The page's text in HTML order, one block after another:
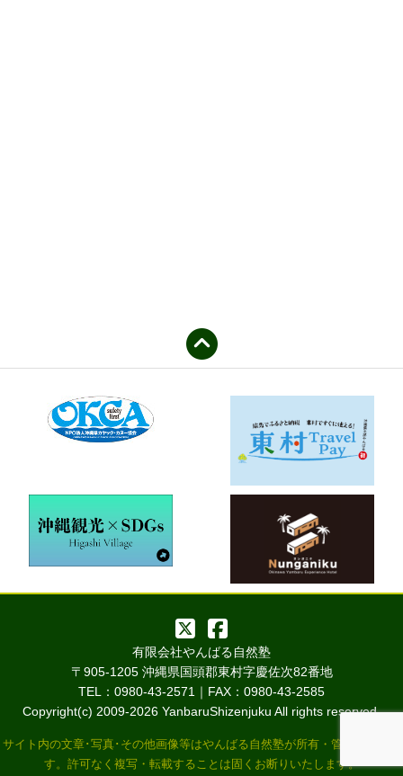
有限会社やんばる自然塾
〒905-1205 沖縄県国頭郡東村字慶佐次82番地
TEL：0980-43-2571｜FAX：0980-43-2585
Copyright(c) 2009-2026 YanbaruShizenjuku All rights reserved.
サイト内の文章･写真･その他画像等はやんばる自然塾が所有・管理していま
す。許可なく複写・転載することは固くお断りいたします。